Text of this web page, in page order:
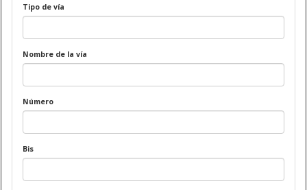
Tipo de vía
Nombre de la vía
Número
Bis